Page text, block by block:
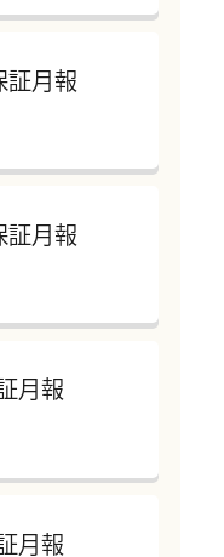
月報
月報
月報
月報